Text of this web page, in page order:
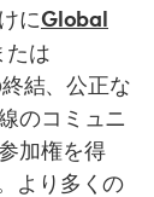
にGlobal
たは
結、公正な
のコミュニ
加権を得
より多くの